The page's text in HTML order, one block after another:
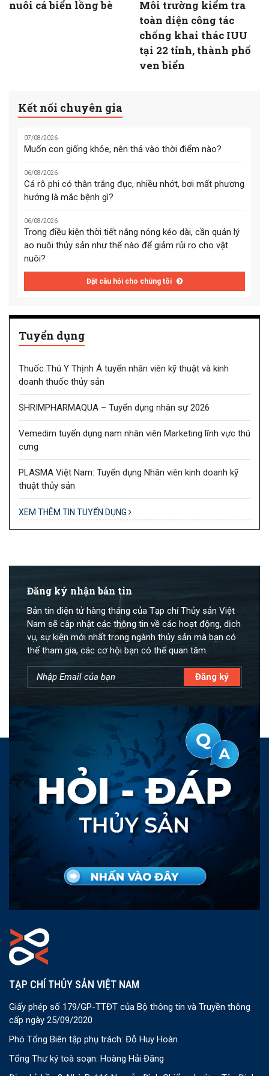
nuôi cá biển lồng bè
Môi trường kiểm tra
toàn diện công tác
chống khai thác IUU
tại 22 tỉnh, thành phố
ven biển
Kết nối chuyên gia
07/08/2026
Muốn con giống khỏe, nên thả vào thời điểm nào?
06/08/2026
Cá rô phi có thân trắng đục, nhiều nhớt, bơi mất phương
hướng là mắc bệnh gì?
06/08/2026
Trong điều kiện thời tiết nắng nóng kéo dài, cần quản lý
ao nuôi thủy sản như thế nào để giảm rủi ro cho vật
nuôi?
Đặt câu hỏi cho chúng tôi
Tuyển dụng
Thuốc Thú Y Thịnh Á tuyển nhân viên kỹ thuật và kinh
doanh thuốc thủy sản
SHRIMPHARMAQUA – Tuyển dụng nhân sự 2026
Vemedim tuyển dụng nam nhân viên Marketing lĩnh vực thú
cưng
PLASMA Việt Nam: Tuyển dụng Nhân viên kinh doanh kỹ
thuật thủy sản
XEM THÊM TIN TUYỂN DỤNG
Đăng ký nhận bản tin
Bản tin điện tử hàng tháng của Tạp chí Thủy sản Việt
Nam sẽ cập nhật các thông tin về các hoạt động, dịch
vụ, sự kiện mới nhất trong ngành thủy sản mà bạn có
thể tham gia, các cơ hội bạn có thể quan tâm.
TẠP CHÍ THỦY SẢN VIỆT NAM
Giấy phép số 179/GP-TTĐT của Bộ thông tin và Truyền thông
cấp ngày 25/09/2020
Phó Tổng Biên tập phụ trách: Đỗ Huy Hoàn
Tổng Thư ký toà soạn: Hoàng Hải Đăng